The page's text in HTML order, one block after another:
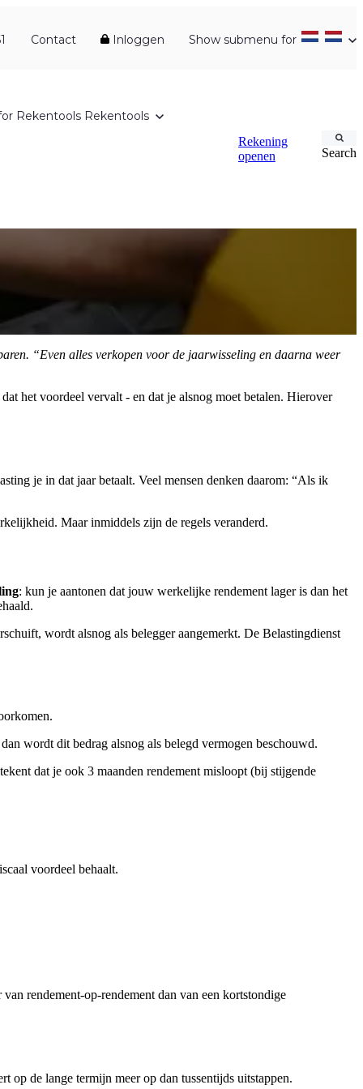
Contact Inloggen Show submenu for
Rekentools Rekentools
Rekening
openen
Search
“Even alles verkopen voor de jaarwisseling en daarna weer
het voordeel vervalt - en dat je alsnog moet betalen. Hierover
je in dat jaar betaalt. Veel mensen denken daarom: “Als ik
Maar inmiddels zijn de regels veranderd.
: kun je aantonen dat jouw werkelijke rendement lager is dan het
wordt alsnog als belegger aangemerkt. De Belastingdienst
wordt dit bedrag alsnog als belegd vermogen beschouwd.
dat je ook 3 maanden rendement misloopt (bij stijgende
voordeel behaalt.
rendement-op-rendement dan van een kortstondige
op de lange termijn meer op dan tussentijds uitstappen.